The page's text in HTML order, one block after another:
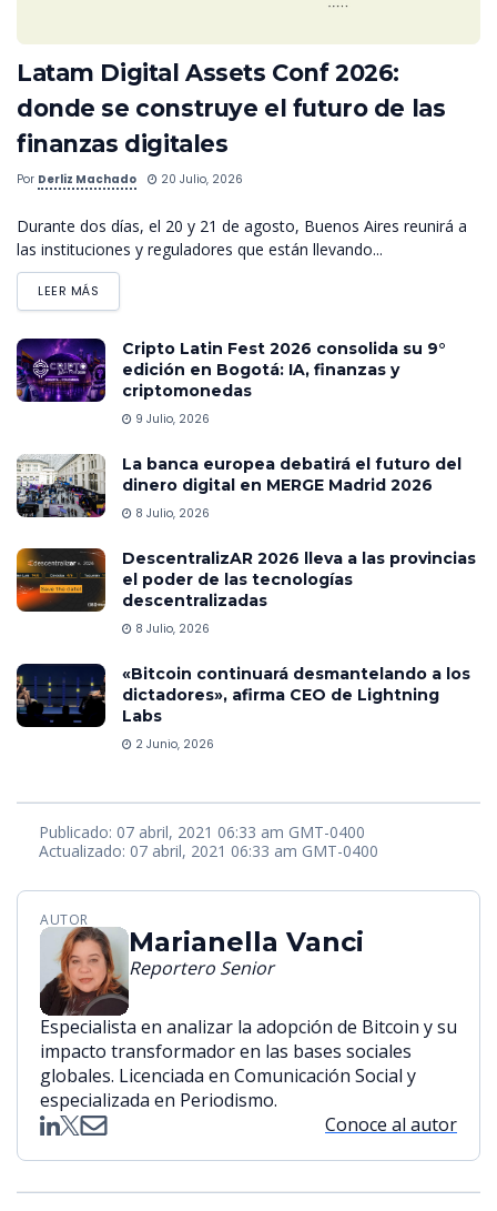
Latam Digital Assets Conf 2026:
donde se construye el futuro de las
finanzas digitales
Por Derliz Machado 20 Julio, 2026
Durante dos días, el 20 y 21 de agosto, Buenos Aires reunirá a
las instituciones y reguladores que están llevando...
LEER MÁS
Cripto Latin Fest 2026 consolida su 9°
edición en Bogotá: IA, finanzas y
criptomonedas
9 Julio, 2026
La banca europea debatirá el futuro del
dinero digital en MERGE Madrid 2026
8 Julio, 2026
DescentralizAR 2026 lleva a las provincias
el poder de las tecnologías
descentralizadas
8 Julio, 2026
«Bitcoin continuará desmantelando a los
dictadores», afirma CEO de Lightning
Labs
2 Junio, 2026
Publicado: 07 abril, 2021 06:33 am GMT-0400
Actualizado: 07 abril, 2021 06:33 am GMT-0400
AUTOR
Marianella Vanci
Reportero Senior
Especialista en analizar la adopción de Bitcoin y su
impacto transformador en las bases sociales
globales. Licenciada en Comunicación Social y
especializada en Periodismo.
Conoce al autor